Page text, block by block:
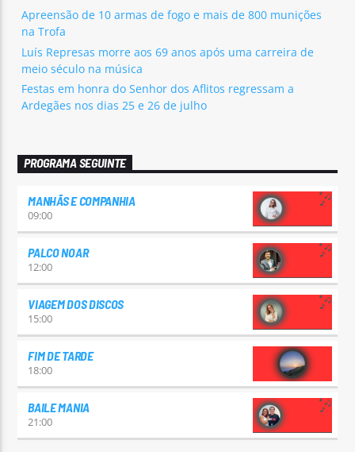
Apreensão de 10 armas de fogo e mais de 800 munições
na Trofa
Luís Represas morre aos 69 anos após uma carreira de
meio século na música
Festas em honra do Senhor dos Aflitos regressam a
Ardegães nos dias 25 e 26 de julho
PROGRAMA SEGUINTE
MANHÃS E COMPANHIA
09:00
PALCO NOAR
12:00
VIAGEM DOS DISCOS
15:00
FIM DE TARDE
18:00
BAILE MANIA
21:00